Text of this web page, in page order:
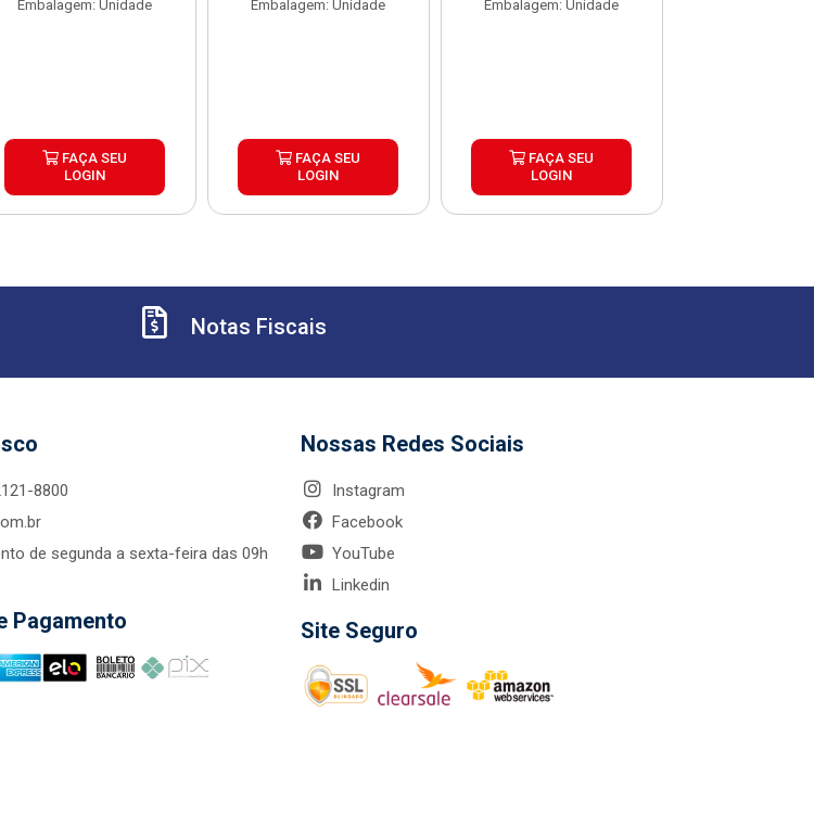
Embalagem: Unidade
FAÇA SEU
LOGIN
Embalagem: Unidade
FAÇA SEU
LOGIN
Embalagem: Unidade
FAÇA SEU
LOGIN
Notas Fiscais
8800
de segunda a sexta-feira das 09h
Pagamento
Nossas Redes Sociais
Instagram
Facebook
YouTube
Linkedin
Site Seguro